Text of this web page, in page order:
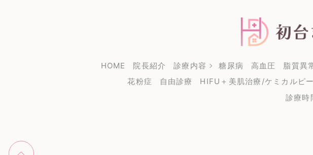
HOME 院長紹介 診療内容 糖尿病 高血圧 脂質異
花粉症
自由診療 HIFU＋美肌治療/ケミカルピ
診療時